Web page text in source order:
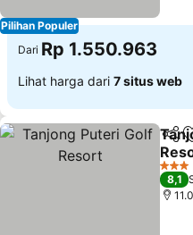
Pilihan Populer
Dari Rp 1.550.963
Lihat harga dari 7 situs web
3
8,1